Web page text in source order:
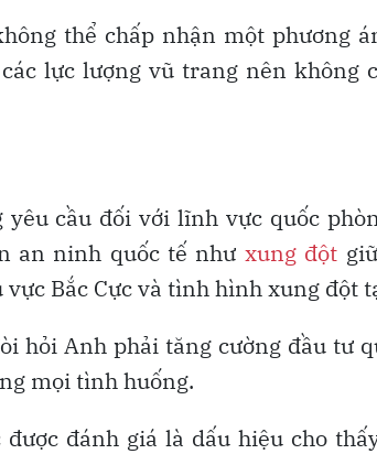
thể chấp nhận một phương
lực lượng vũ trang nên không
yêu cầu đối với lĩnh vực quốc
an ninh quốc tế như xung đột
Bắc Cực và tình hình xung đột
hỏi Anh phải tăng cường đầu tư
mọi tình huống.
đánh giá là dấu hiệu cho